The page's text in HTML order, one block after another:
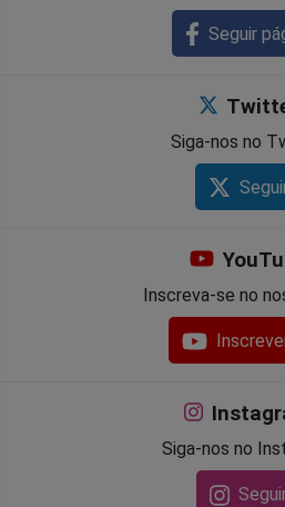
Seguir
Siga-nos no
Inscreva-se no
Siga-nos no